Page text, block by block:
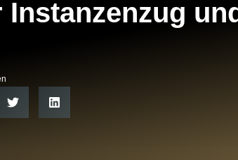
Instanzenzug